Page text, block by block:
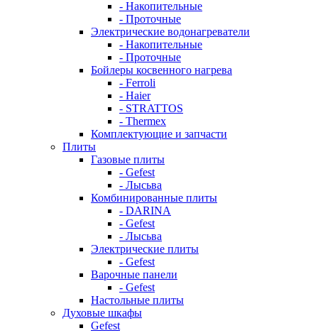
- Накопительные
- Проточные
Электрические водонагреватели
- Накопительные
- Проточные
Бойлеры косвенного нагрева
- Ferroli
- Haier
- STRATTOS
- Thermex
Комплектующие и запчасти
Плиты
Газовые плиты
- Gefest
- Лысьва
Комбинированные плиты
- DARINA
- Gefest
- Лысьва
Электрические плиты
- Gefest
Варочные панели
- Gefest
Настольные плиты
Духовые шкафы
Gefest